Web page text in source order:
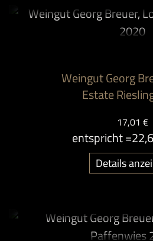
Weingut Georg
Estate
17,01 €
entspricht =
Details